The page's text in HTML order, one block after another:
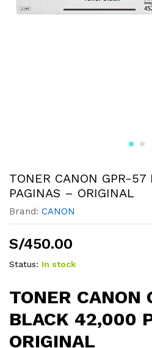
TONER CANON GPR-
PAGINAS – ORIGINAL
Brand: CANON
S/450.00
Status: In stock
TONER CANON
BLACK 42,000
ORIGINAL